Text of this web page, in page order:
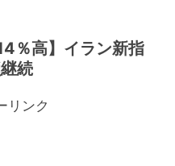
％高】イラン新指
続
リンク